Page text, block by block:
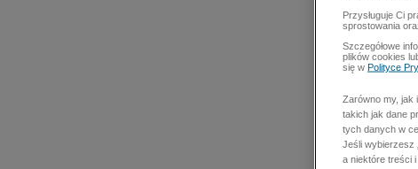
Przysługuje Ci
sprostowania
Szczegółowe
plików cookies
się w Polityce
Zarówno my, jak
takich jak dane
tych danych w
Jeśli wybierzesz
a niektóre treści i